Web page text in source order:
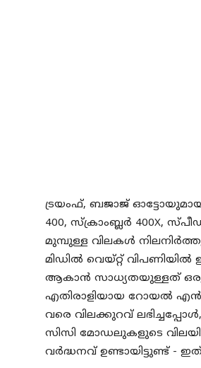
ട്രയംഫ്, ബജാജ്
400, സ്ക്രാംബ്ലർ 400X,
മുമ്പുള്ള വിലകൾ
മിഡിൽ വെയ്റ്റ്
ആകാൻ സാധ്യതയുള്ളത് ഒരു
എതിരാളിയായ റോയൽ
വരെ വിലക്കുറവ്
സിസി മോഡലുകളുടെ
വർദ്ധനവ് ഉണ്ടായിട്ടുണ്ട് -